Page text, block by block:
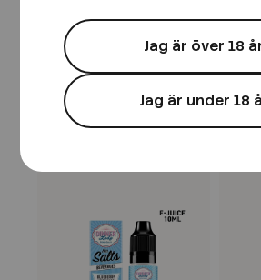
Dinner Lady
Dinner Salt | Strawberry
Watermelon | 10ml E-
49 kr
Dinner
49 kr
Jag är över 18
Jag är under 18